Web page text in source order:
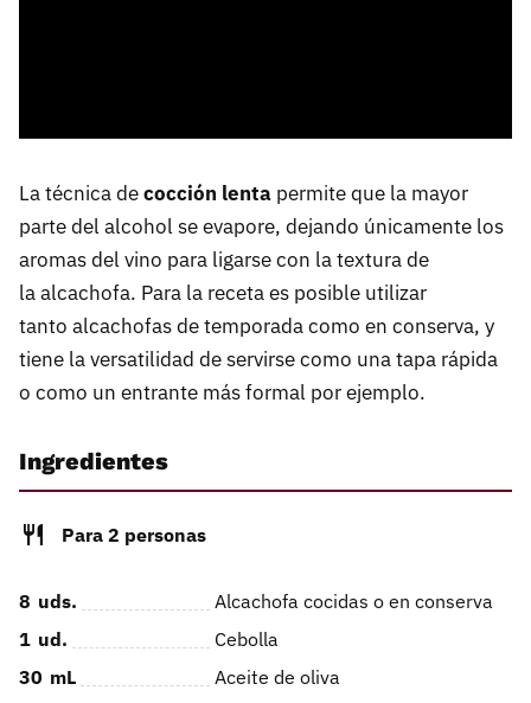
La técnica decocción lenta permite que la mayor
parte del alcohol se evapore, dejando únicamente los
aromas del vino para ligarse con la textura de
la alcachofa. Para la receta es posible utilizar
tanto alcachofas de temporada como en conserva, y
tiene la versatilidad de servirse como una tapa rápida
o como un entrante más formal por ejemplo.
Ingredientes
Para 2 personas
8 uds.
Alcachofa cocidas o en conserva
1 ud.
Cebolla
30 mL Aceite de oliva